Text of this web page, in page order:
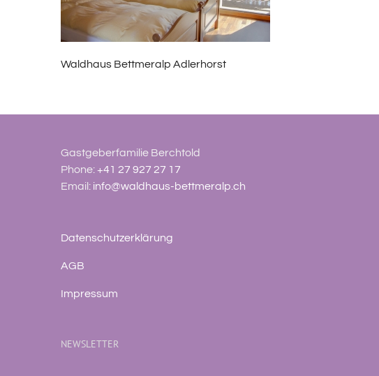
Waldhaus Bettmeralp Adlerhorst
Gastgeberfamilie Berchtold
Phone:+41 27 927 27 17
Email: info@waldhaus-bettmeralp.ch
Datenschutzerklärung
AGB
Impressum
NEWSLETTER